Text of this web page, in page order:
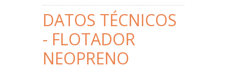
DATOS TÉCNICOS
- FLOTADOR
NEOPRENO